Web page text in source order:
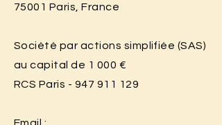
75001 Paris, France
Société par actions simplifiée (SAS)
au capital de 1 000 €
RCS Paris - 947 911 129